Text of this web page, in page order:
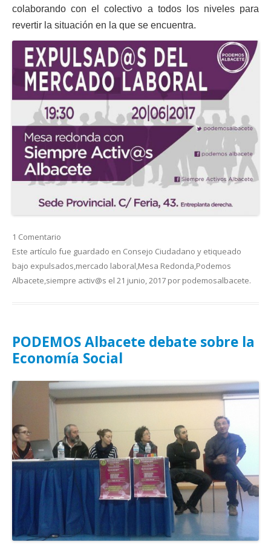
colaborando con el colectivo a todos los niveles para
revertir la situación en la que se encuentra.
1 Comentario
Este artículo fue guardado en Consejo Ciudadano y etiqueado
bajo expulsados,mercado laboral,Mesa Redonda,Podemos
Albacete,siempre activ@s el 21 junio, 2017 por podemosalbacete.
PODEMOS Albacete debate sobre la
Economía Social